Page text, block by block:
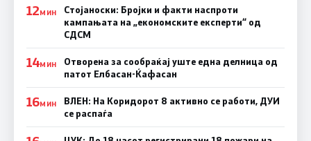
12МИН
Стојаноски: Бројки и факти наспроти
кампањата на „економските експерти“ од
СДСM
14МИН
Отворена за сообраќај уште една делница од
патот Елбасан-Ќафасан
16МИН
ВЛЕН: На Коридорот 8 активно се работи, ДУИ
се распаѓа